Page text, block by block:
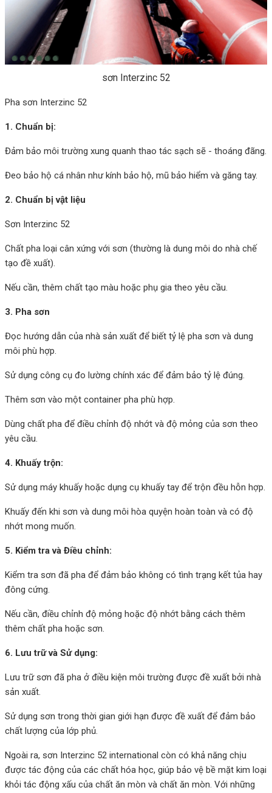
sơn Interzinc 52
Pha sơn Interzinc 52
1. Chuẩn bị:
Đảm bảo môi trường xung quanh thao tác sạch sẽ - thoáng đãng.
Đeo bảo hộ cá nhân như kính bảo hộ, mũ bảo hiểm và găng tay.
2. Chuẩn bị vật liệu
Sơn Interzinc 52
Chất pha loại cân xứng với sơn (thường là dung môi do nhà chế
tạo đề xuất).
Nếu cần, thêm chất tạo màu hoặc phụ gia theo yêu cầu.
3. Pha sơn
Đọc hướng dẫn của nhà sản xuất để biết tỷ lệ pha sơn và dung
môi phù hợp.
Sử dụng công cụ đo lường chính xác để đảm bảo tỷ lệ đúng.
Thêm sơn vào một container pha phù hợp.
Dùng chất pha để điều chỉnh độ nhớt và độ mỏng của sơn theo
yêu cầu.
4. Khuấy trộn:
Sử dụng máy khuấy hoặc dụng cụ khuấy tay để trộn đều hỗn hợp.
Khuấy đến khi sơn và dung môi hòa quyện hoàn toàn và có độ
nhớt mong muốn.
5. Kiểm tra và Điều chỉnh:
Kiểm tra sơn đã pha để đảm bảo không có tình trạng kết tủa hay
đông cứng.
Nếu cần, điều chỉnh độ mỏng hoặc độ nhớt bằng cách thêm
thêm chất pha hoặc sơn.
6. Lưu trữ và Sử dụng:
Lưu trữ sơn đã pha ở điều kiện môi trường được đề xuất bởi nhà
sản xuất.
Sử dụng sơn trong thời gian giới hạn được đề xuất để đảm bảo
chất lượng của lớp phủ.
Ngoài ra, sơn Interzinc 52 international còn có khả năng chịu
được tác động của các chất hóa học, giúp bảo vệ bề mặt kim loại
khỏi tác động xấu của chất ăn mòn và chất ăn mòn. Với những